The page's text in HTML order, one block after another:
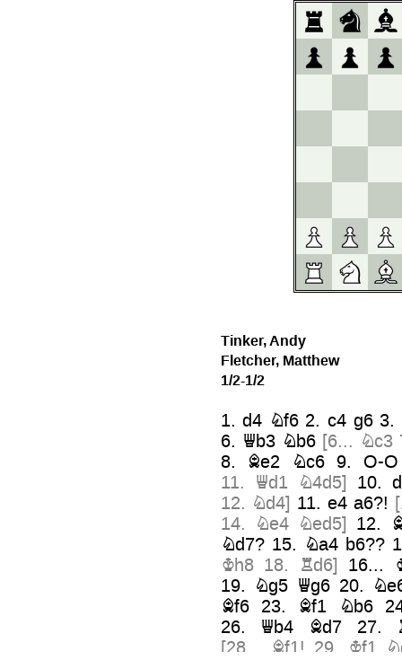
Tinker, Andy
Fletcher, Matthew
1/2-1/2
1.d4 Nf6 2.c4 g6 3.
6. Qb3 Nb6 [6... Nc3
8.
Be2 Nc6 9. O-O
11. Qd1 N4d5] 10.
12. Nd4] 11.e4 a6?! [
14.
Ne4 Ned5] 12.
Nd7? 15. Na4 b6??
Kh8 18. Rd6] 16...
19. Ng5 Qg6 20.
Bf6
23. Bf1 Nb6
26. Qb4 Bd7 27.
[28... Bf1! 29. Kf1